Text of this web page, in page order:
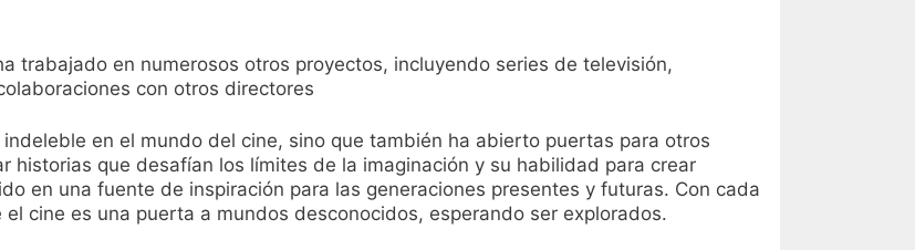
trabajado en numerosos otros proyectos, incluyendo series de televisión,
con otros directores
en el mundo del cine, sino que también ha abierto puertas para otros
historias que desafían los límites de la imaginación y su habilidad para crear
en una fuente de inspiración para las generaciones presentes y futuras. Con cada
cine es una puerta a mundos desconocidos, esperando ser explorados.